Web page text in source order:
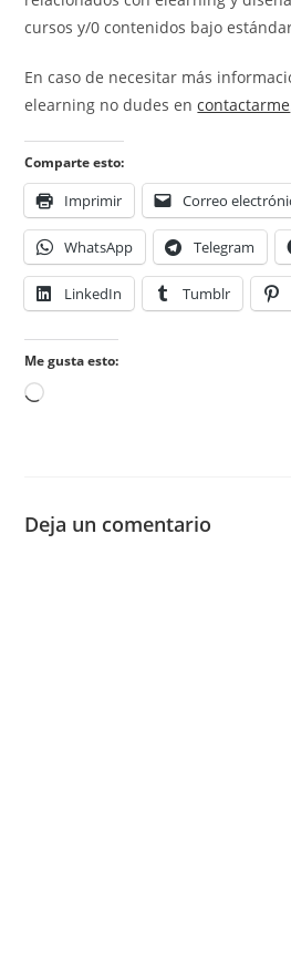
cursos y/0 contenidos bajo
En caso de necesitar más
elearning no dudes encontactarme
Comparte esto:
Imprimir Correo
WhatsApp Telegram
LinkedIn Tumblr
Me gusta esto:
Cargando...
Deja un comentario